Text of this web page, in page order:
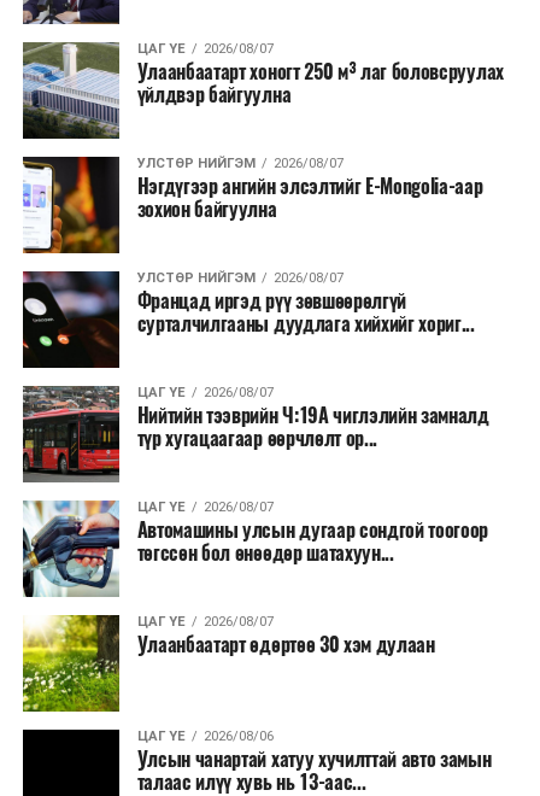
Түүнчлэн түлш, улаанбуудай, хүнсний ногооны нөөц
бүрдүүлэх зоорь, агуулах барих аж ахуйн нэгжүүдэд
хөнгөлөлттэй зээл олгох, цахилгааны хөнгөлөлт
үзүүлэхийг салбарын сайд нарт үүрэг болголоо.
ЦАГ ҮЕ 2026/08/07
Улаанбаатарт хоногт 250 м³ лаг боловсруулах
үйлдвэр байгуулна
УЛСТӨР НИЙГЭМ 2026/08/07
Нэгдүгээр ангийн элсэлтийг E-Mongolia-аар
зохион байгуулна
УЛСТӨР НИЙГЭМ 2026/08/07
Францад иргэд рүү зөвшөөрөлгүй
сурталчилгааны дуудлага хийхийг хориг...
ЦАГ ҮЕ 2026/08/07
Нийтийн тээврийн Ч:19А чиглэлийн замналд
түр хугацаагаар өөрчлөлт ор...
ЦАГ ҮЕ 2026/08/07
Автомашины улсын дугаар сондгой тоогоор
төгссөн бол өнөөдөр шатахуун...
ЦАГ ҮЕ 2026/08/07
Улаанбаатарт өдөртөө 30 хэм дулаан
ЦАГ ҮЕ 2026/08/06
Улсын чанартай хатуу хучилттай авто замын
талаас илүү хувь нь 13-аас...